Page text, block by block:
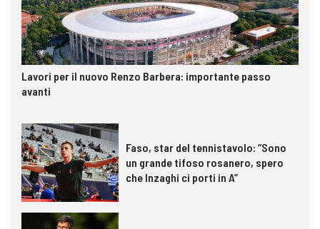
Lavori per il nuovo Renzo Barbera: importante passo
avanti
Faso, star del tennistavolo: “Sono
un grande tifoso rosanero, spero
che Inzaghi ci porti in A”